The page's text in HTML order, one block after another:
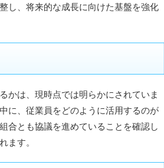
し、将来的な成長に向けた基盤を強化
かは、現時点では明らかにされていま
に、従業員をどのように活用するのが
合とも協議を進めていることを確認し
ます。